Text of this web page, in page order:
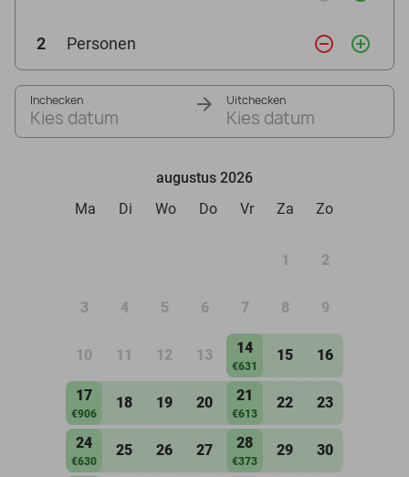
2 Personen remove_circle_outline add_circle_outline
Inchecken
Kies datum
Uitchecken
Kies datum
augustus 2026
Ma
Di Wo Do Vr Za Zo
1 2
3 4 5 6 7 8 9
10 11 12 13 14
€631
15 16
17
€906
18 19 20 21
€613
22 23
24
€630
25 26 27 28
€373
29 30